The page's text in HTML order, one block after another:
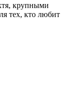
крупными
тех, кто любит